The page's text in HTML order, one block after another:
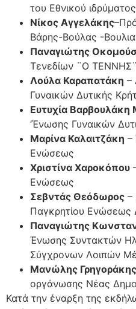
του Εθνικού
Νίκος Αγγελάκης
Βάρης-Βούλας -
Παναγιώτης
Τενεδίων ¨Ο ΤΕΝΝΗΣ¨
Λούλα Καραπατάκη –
Γυναικών Δυτικής
Ευτυχία
‘Ένωσης Γυναικών
Μαρίνα Καλαιτζάκη –
Ενώσεως
Χριστίνα Χαροκόπου
Ενώσεως
Σεβντάς Θεόδωρος –
Παγκρητίου Ενώσεως
Παναγιώτης
Ένωσης Συντακτών
Σύγχρονων Λοιπών
Μανώλης Γρηγοράκης
οργάνωσης Νέας
Κατά την έναρξη της